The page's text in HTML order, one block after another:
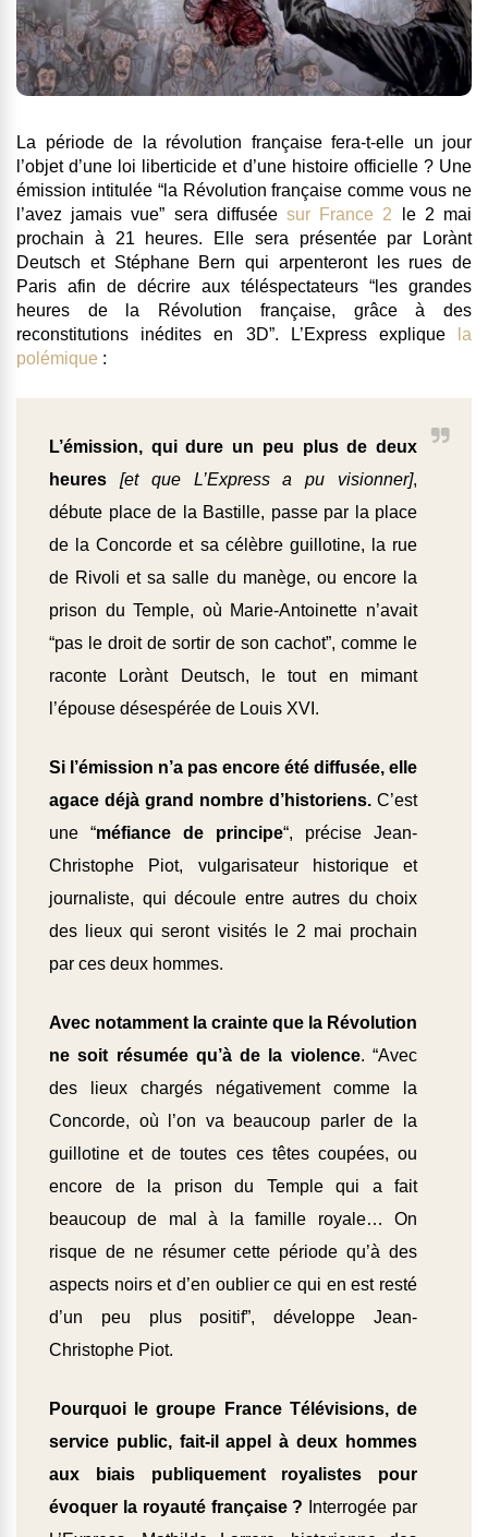
La période de la révolution française fera-t-elle un jour
l’objet d’une loi liberticide et d’une histoire officielle ?Une
émission intitulée “la Révolution française comme vous ne
l’avez jamais vue” sera diffuséesur France 2
le 2 mai
prochain à 21 heures. Elle sera présentée par
Lorànt
Deutsch et Stéphane Bern qui arpenteront les rues de
Paris afin de décrire aux téléspectateurs “les grandes
heures de la Révolution française, grâce à des
reconstitutions inédites en 3D”. L’Express explique
la
polémique :
L’émission, qui dure un peu plus de deux
heures
[et que L’Express a pu visionner],
débute place de la Bastille, passe par la place
de la Concorde et sa célèbre guillotine, la rue
de Rivoli et sa salle du manège, ou encore la
prison du Temple, où Marie-Antoinette n’avait
“pas le droit de sortir de son cachot”, comme le
raconte Lorànt Deutsch, le tout en mimant
l’épouse désespérée de Louis XVI.
Si l’émission n’a pas encore été diffusée, elle
agace déjà grand nombre d’historiens. C’est
une “méfiance de principe“, précise Jean-
Christophe Piot, vulgarisateur historique et
journaliste, qui découle entre autres du choix
des lieux qui seront visités le 2 mai prochain
par ces deux hommes.
Avec notamment la crainte que la Révolution
ne soit résumée qu’à de la violence. “Avec
des lieux chargés négativement comme la
Concorde, où l’on va beaucoup parler de la
guillotine et de toutes ces têtes coupées, ou
encore de la prison du Temple qui a fait
beaucoup de mal à la famille royale… On
risque de ne résumer cette période qu’à des
aspects noirs et d’en oublier ce qui en est resté
d’un peu plus positif”, développe Jean-
Christophe Piot.
Pourquoi le groupe France Télévisions, de
service public, fait-il appel à deux hommes
aux biais publiquement royalistes pour
évoquer la royauté française ? Interrogée par